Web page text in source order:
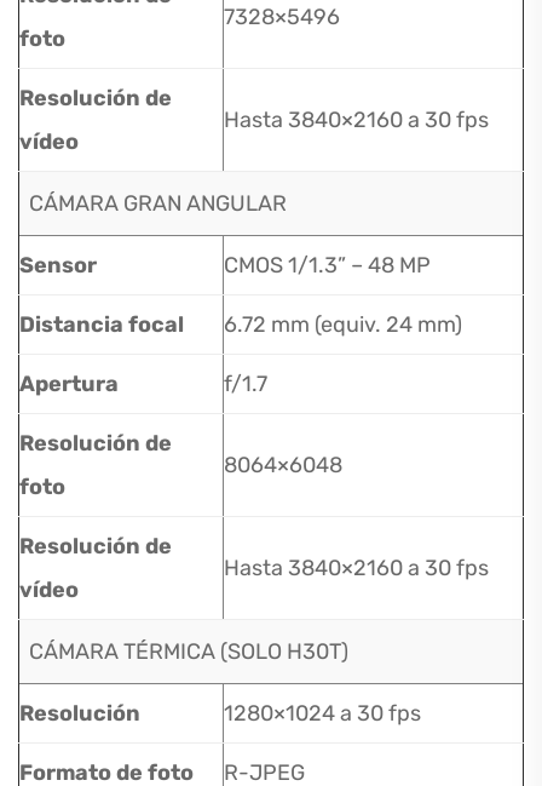
foto
7328×5496
Resolución de
vídeo
Hasta 3840×2160 a 30 fps
CÁMARA GRAN ANGULAR
Sensor CMOS 1/1.3” – 48 MP
Distancia focal 6.72 mm (equiv. 24 mm)
Apertura f/1.7
Resolución de
foto
8064×6048
Resolución de
vídeo
Hasta 3840×2160 a 30 fps
CÁMARA TÉRMICA (SOLO H30T)
Resolución 1280×1024 a 30 fps
Formato de foto R-JPEG